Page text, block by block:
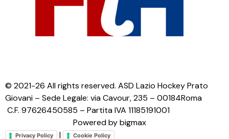
© 2021-26 All rights reserved. ASD Lazio Hockey Prato
Giovani – Sede Legale: via Cavour, 235 – 00184Roma
C.F. 97626450585 – Partita IVA 11185191001
Powered by bigmax
Privacy Policy | Cookie Policy